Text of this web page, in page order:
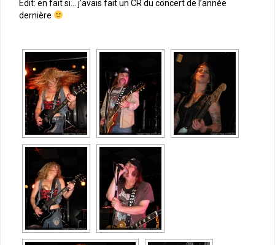
Edit: en fait si… j’avais fait un CR du concert de l’année
dernière